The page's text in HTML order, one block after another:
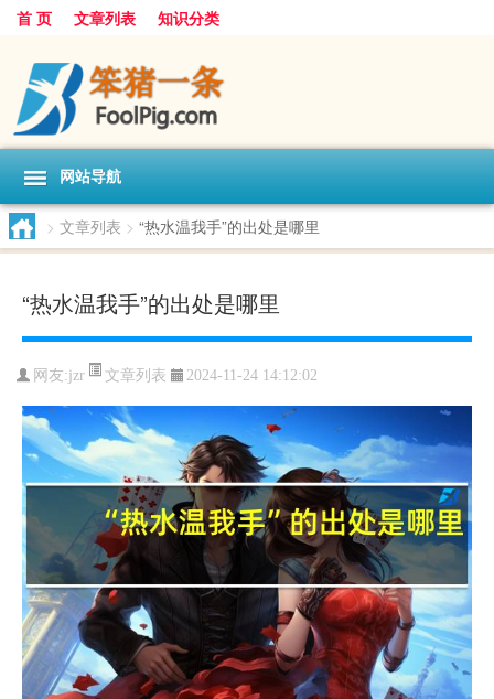
首 页 文章列表 知识分类
网站导航
> 文章列表 > “热水温我手”的出处是哪里
“热水温我手”的出处是哪里
网友:jzr 文章列表 2024-11-24 14:12:02